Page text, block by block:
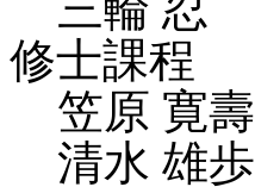
修士課程
笠原 寛壽
清水 雄歩